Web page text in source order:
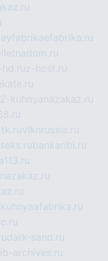
z-host.ru
kuhnyanazakaz.ru
tk.ruvlknrussia.ru
bankaribi.ru
dark-sand.ru
archives.ru